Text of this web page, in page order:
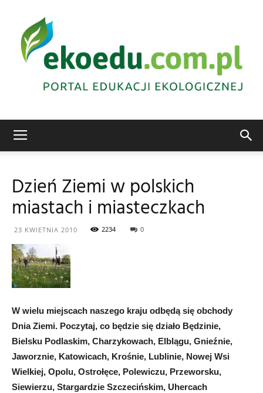
ekologiczna
Dzień Ziemi w polskich
miastach i miasteczkach
23 KWIETNIA 2010 2234 0
W wielu miejscach naszego kraju odbędą się obchody
Dnia Ziemi. Poczytaj, co będzie się działo Będzinie,
Bielsku Podlaskim, Charzykowach, Elblągu, Gnieźnie,
Jaworznie, Katowicach, Krośnie, Lublinie, Nowej Wsi
Wielkiej, Opolu, Ostrołęce, Polewiczu, Przeworsku,
Siewierzu, Stargardzie Szczecińskim, Uhercach